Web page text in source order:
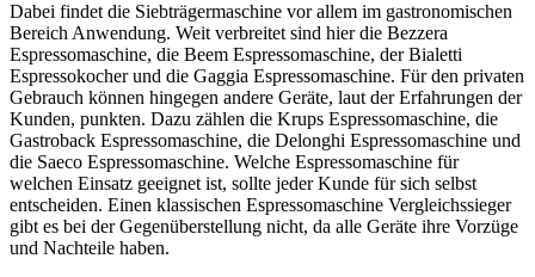
Dabei findet die Siebträgermaschine vor allem im gastronomischen
Bereich Anwendung. Weit verbreitet sind hier die Bezzera
Espressomaschine, die Beem Espressomaschine, der Bialetti
Espressokocher und die Gaggia Espressomaschine. Für den privaten
Gebrauch können hingegen andere Geräte, laut der Erfahrungen der
Kunden, punkten. Dazu zählen die Krups Espressomaschine, die
Gastroback Espressomaschine, die Delonghi Espressomaschine und
die Saeco Espressomaschine. Welche Espressomaschine für
welchen Einsatz geeignet ist, sollte jeder Kunde für sich selbst
entscheiden. Einen klassischen Espressomaschine Vergleichssieger
gibt es bei der Gegenüberstellung nicht, da alle Geräte ihre Vorzüge
und Nachteile haben.